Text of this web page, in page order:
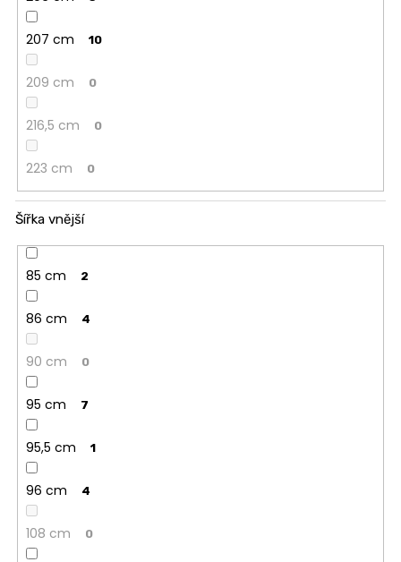
207 cm 10
209 cm 0
216,5 cm 0
223 cm 0
Šířka vnější
85 cm 2
86 cm 4
90 cm 0
95 cm 7
95,5 cm 1
96 cm 4
108 cm 0